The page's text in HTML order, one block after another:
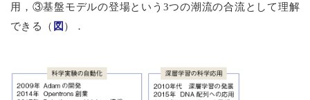
用，③基盤モデルの登場という3つの潮流の合流として理解
できる（ 図 ）．